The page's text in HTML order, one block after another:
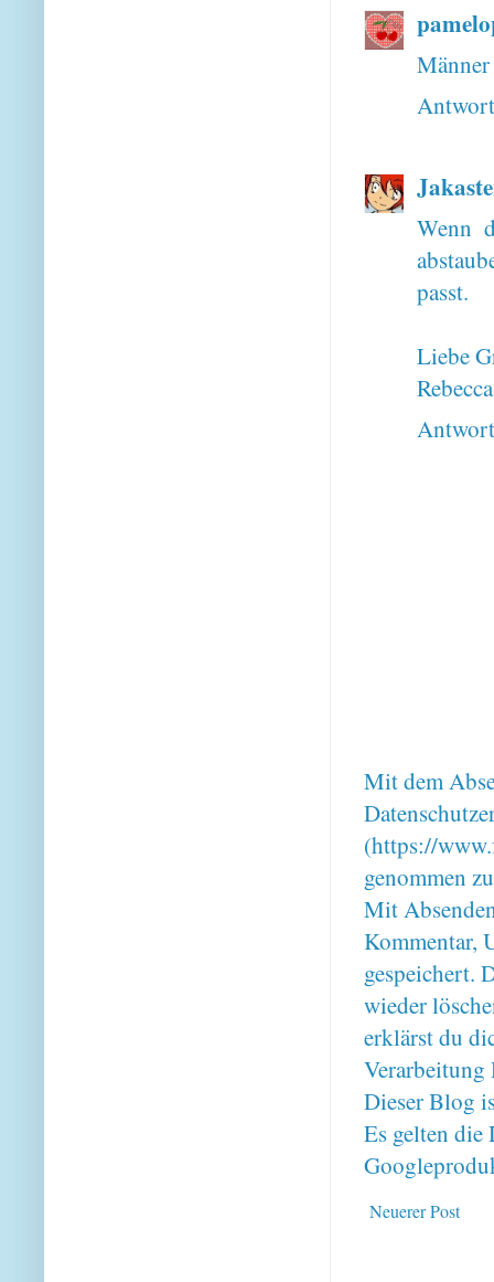
Wenn
passt.
Liebe
Rebecca
Mit dem
(https://
genommen
Mit
Kommentar,
gespeichert.
wieder
erklärst du
Verarbeitung
Dieser Blog
Es gelten
Neuerer Post